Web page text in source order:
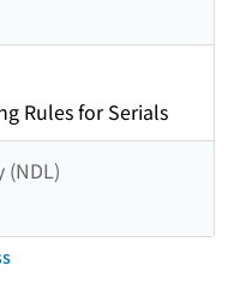
Rules for Serials
(NDL)